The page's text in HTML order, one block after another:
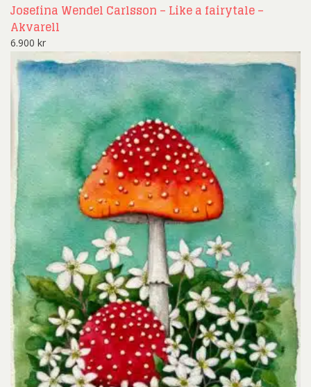
Josefina Wendel Carlsson – Like a fairytale –
Akvarell
6.900 kr